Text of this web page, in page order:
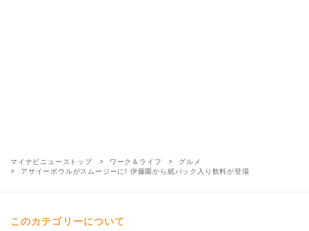
マイナビニューストップ ワーク＆ライフ
グルメ
アサイーボウルがスムージーに! 伊藤園から紙パック入り飲料が登場
このカテゴリーについて